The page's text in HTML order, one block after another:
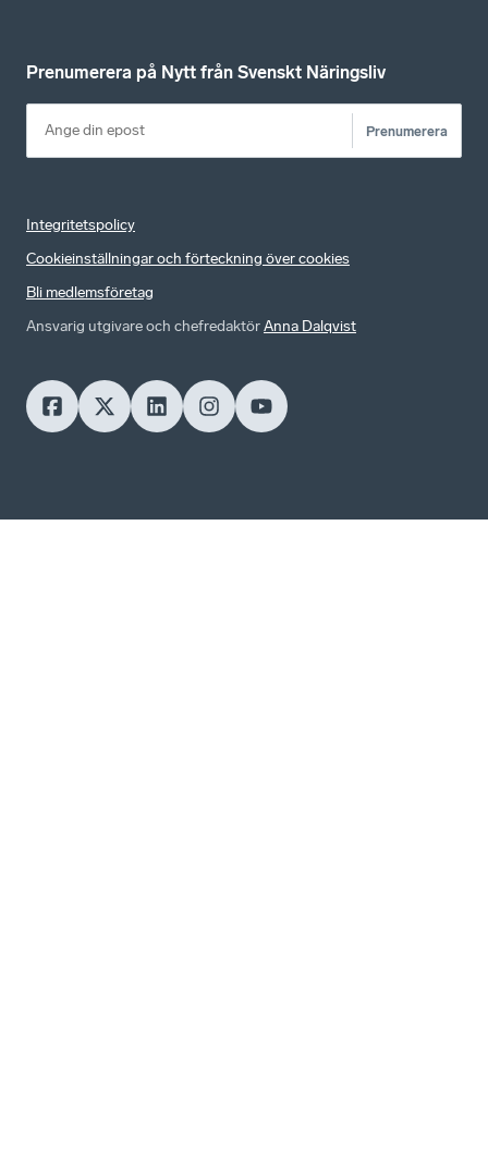
Prenumerera på Nytt från Svenskt Näringsliv
Prenumerera
Integritetspolicy
Cookieinställningar och förteckning över cookies
Bli medlemsföretag
Ansvarig utgivare och chefredaktörAnna Dalqvist